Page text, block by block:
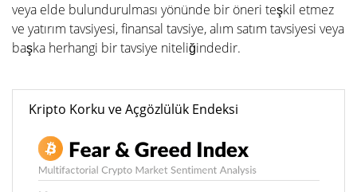
veya elde bulundurulması yönünde bir öneri teşkil etmez
ve yatırım tavsiyesi, finansal tavsiye, alım satım tavsiyesi veya
başka herhangi bir tavsiye niteliğindedir.
Kripto Korku ve Açgözlülük Endeksi